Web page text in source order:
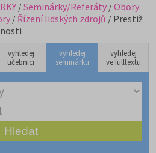
/Seminárky/Referáty /Obory
/ Řízení lidských zdrojů / Prestiž
vyhledej
učebnici
vyhledej
seminárku
vyhledej
ve fulltextu